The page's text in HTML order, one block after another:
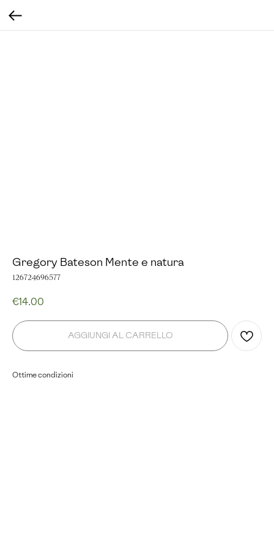
Gregory Bateson Mente e natura
126724696577
€14.00
AGGIUNGI AL CARRELLO
Ottime condizioni